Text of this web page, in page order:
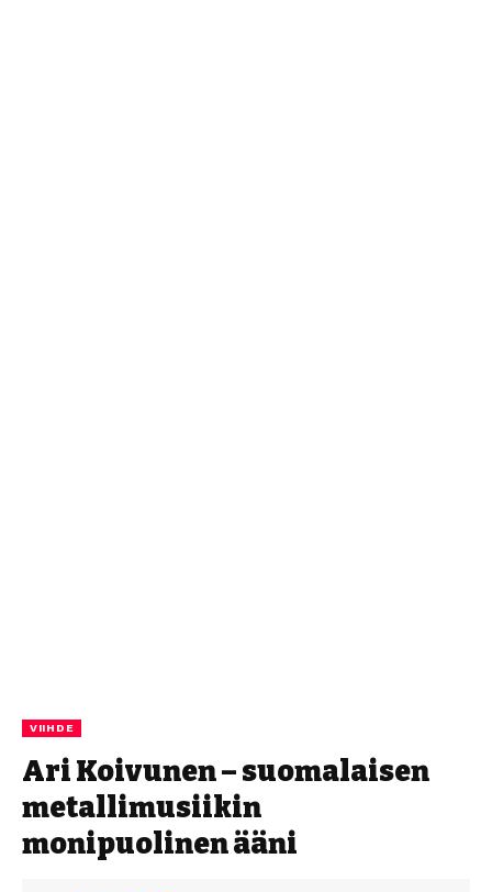
VIIHDE
Ari Koivunen – suomalaisen
metallimusiikin
monipuolinen ääni